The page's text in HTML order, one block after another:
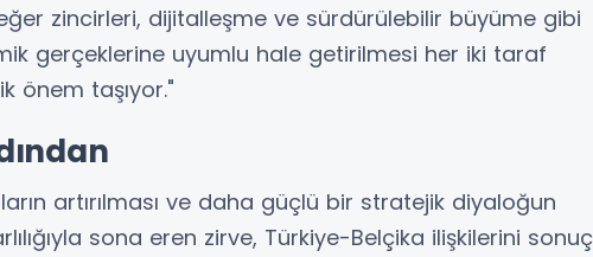
zincirleri, dijitalleşme ve sürdürülebilir büyüme gibi
gerçeklerine uyumlu hale getirilmesi her iki taraf
önem taşıyor."
artırılması ve daha güçlü bir stratejik diyaloğun
sona eren zirve, Türkiye-Belçika ilişkilerini sonuç